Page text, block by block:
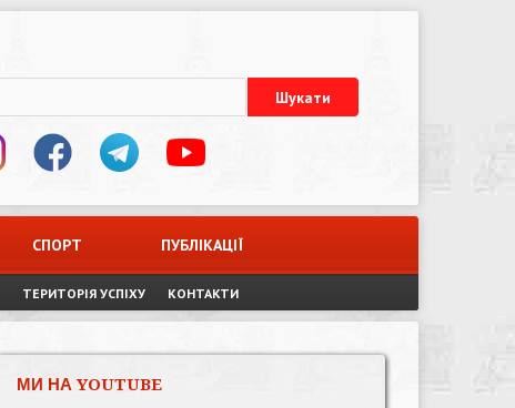
СПОРТ ПУБЛІКАЦІЇ
ТЕРИТОРІЯ УСПІХУ КОНТАКТИ
МИ НА YOUTUBE